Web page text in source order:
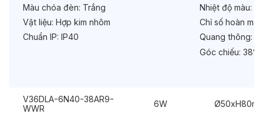
Màu chóa đèn: Trắng
Vật liệu: Hợp kim nhôm
Chuẩn IP: IP40
Nhiệt độ màu:
Chỉ số hoàn
Quang thông:
Góc chiếu: 38°
V36DLA-6N40-38AR9-
WWR
6W